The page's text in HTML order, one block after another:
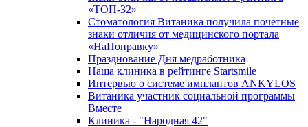
«ТОП-32»
Стоматология Витаника получила почетные
знаки отличия от медицинского портала
«НаПоправку»
Празднование Дня медработника
Наша клиника в рейтинге Startsmile
Интервью о системе имплантов ANKYLOS
Витаника участник социальной программы
Вместе
Клиника - "Народная 42"